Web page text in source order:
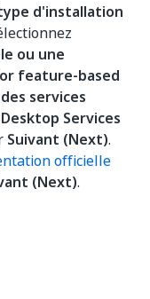
d'installation
ou une
feature-based
services
Services
Suivant (Next).
officielle
(Next).